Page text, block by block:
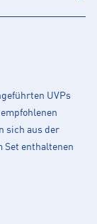
UVPs
sich aus der
Set enthaltenen